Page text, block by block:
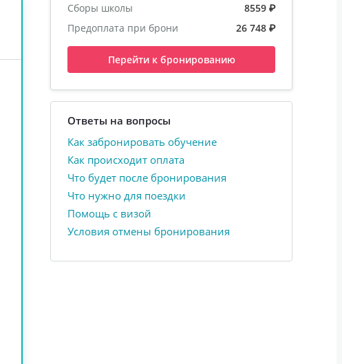
Сборы школы
8559 ₽
Предоплата при брони
26 748 ₽
Перейти к бронированию
Ответы на вопросы
Как забронировать обучение
Как происходит оплата
Что будет после бронирования
Что нужно для поездки
Помощь с визой
Условия отмены бронирования